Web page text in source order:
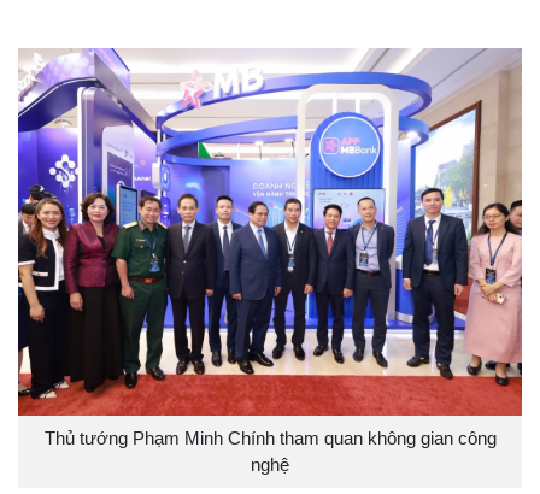
Thủ tướng Phạm Minh Chính tham quan không gian công
nghệ